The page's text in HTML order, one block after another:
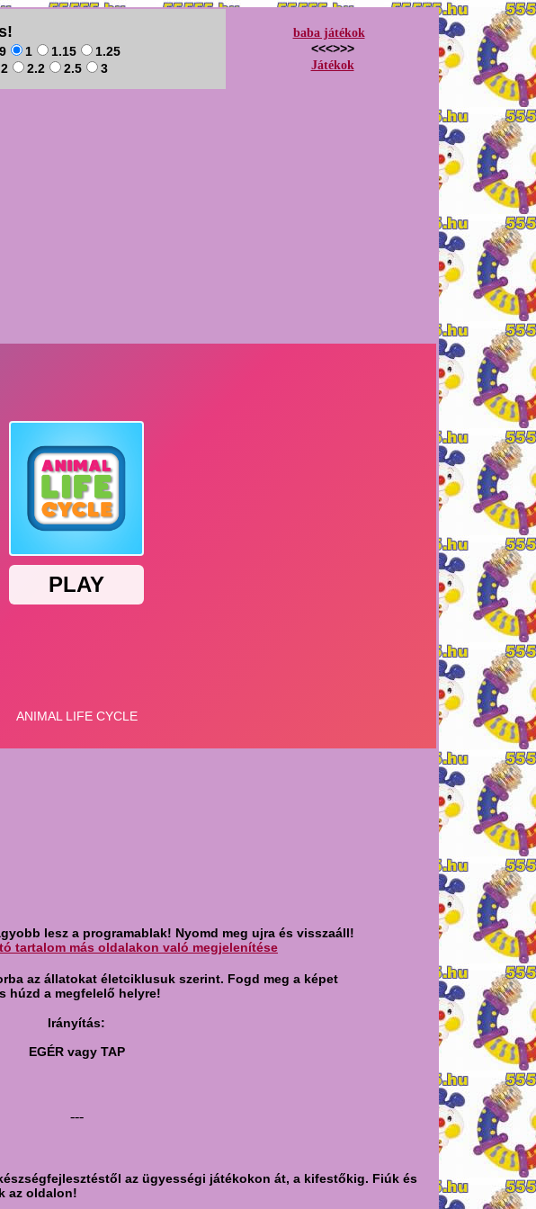
1 1.15
1.25
2 2.2 2.5 3
baba játékok
<<<>>>
Játékok
lesz a programablak! Nyomd meg ujra és visszaáll!
tartalom más oldalakon való megjelenítése
az állatokat életciklusuk szerint. Fogd meg a képet
húzd a megfelelő helyre!
Irányítás:
EGÉR vagy TAP
---
az ügyességi játékokon át, a kifestőkig. Fiúk és
az oldalon!